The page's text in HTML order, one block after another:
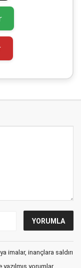
imalar, inançlara saldırı
yorumlar